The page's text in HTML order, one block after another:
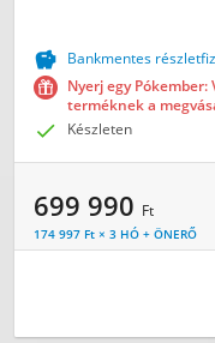
 Bankmentes
Nyerj egy
terméknek a
 Készleten
699 990 Ft
174 997 Ft × 3 HÓ + ÖNERŐ